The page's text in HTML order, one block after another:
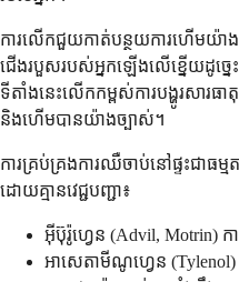
ការលើកជួយកាត់បន្ថយការហើមយ៉
ជើងរបួសរបស់អ្នកឡើងលើខ្នើយដូច្នេ
ទីតាំងនេះលើកកម្ពស់ការបង្ហូរសារធ
និងហើមបានយ៉ាងច្បាស់។
ការគ្រប់គ្រងការឈឺចាប់នៅផ្ទះជាធម្
ដោយគ្មានវេជ្ជបញ្ជា៖
អ៊ីប៊ុរ៉ូហ្វេន (Advil, Motrin)
អាសេតាមីណូហ្វេន (Tylenol)